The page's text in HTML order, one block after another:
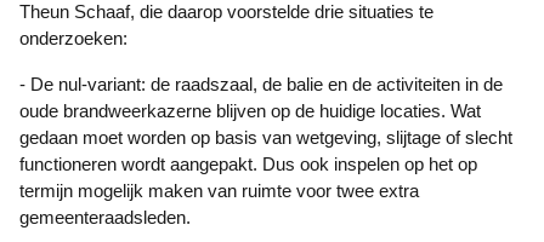
Theun Schaaf, die daarop voorstelde drie situaties te
onderzoeken:
- De nul-variant: de raadszaal, de balie en de activiteiten in de
oude brandweerkazerne blijven op de huidige locaties. Wat
gedaan moet worden op basis van wetgeving, slijtage of slecht
functioneren wordt aangepakt. Dus ook inspelen op het op
termijn mogelijk maken van ruimte voor twee extra
gemeenteraadsleden.